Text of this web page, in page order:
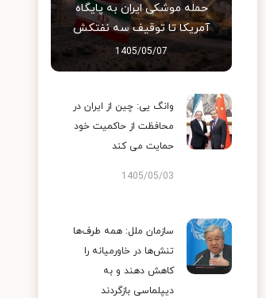
حمله موشکی ایران به پایگاه
آمریکا تا توقیف سه نفتکش
1405/05/07
وانگ یی: چین از ایران در
محافظت از حاکمیت خود
حمایت می کند
1405/05/03
سازمان ملل: همه طرف‌ها
تنش‌ها در خاورمیانه را
کاهش دهند و به
دیپلماسی بازگردند